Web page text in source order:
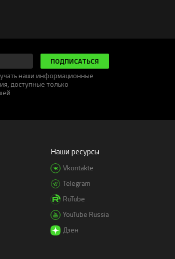
ПОДПИСАТЬСЯ
наши информационные
доступные только
Наши ресурсы
Vkontakte
Telegram
RuTube
YouTube Russia
Дзен